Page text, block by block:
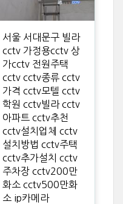
서울 서대문구 빌라
cctv 가정용cctv 상
가cctv 전원주택
cctv cctv종류 cctv
가격 cctv모텔 cctv
학원 cctv빌라 cctv
아파트 cctv추천
cctv설치업체 cctv
설치방법 cctv주택
cctv추가설치 cctv
주차장 cctv200만
화소 cctv500만화
소 ip카메라